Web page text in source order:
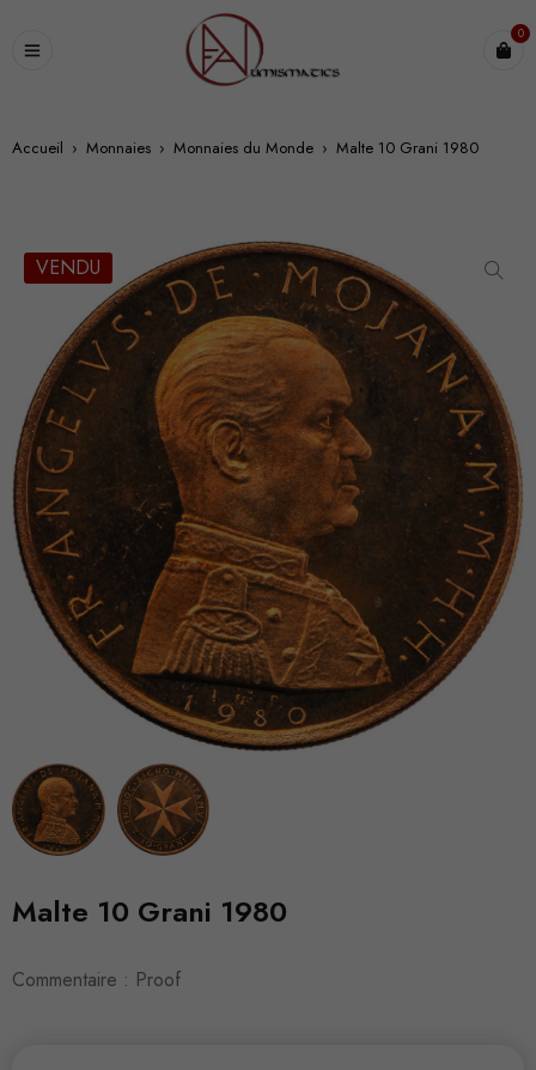
0
Accueil › Monnaies › Monnaies du Monde › Malte 10 Grani 1980
VENDU
Malte 10 Grani 1980
Commentaire : Proof